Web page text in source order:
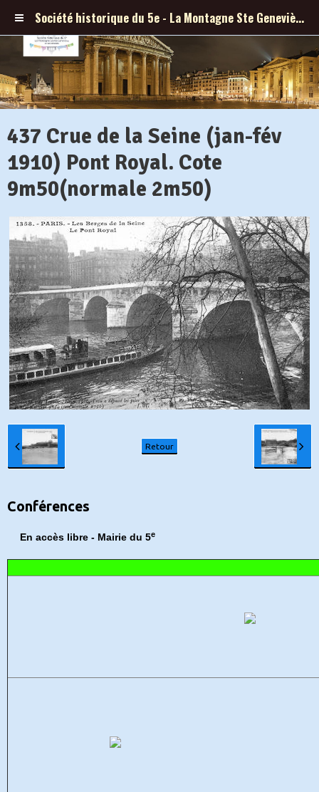
Société historique du 5e - La Montagne Ste Geneviève et ses abords
437 Crue de la Seine (jan-fév
1910) Pont Royal. Cote
9m50(normale 2m50)
Retour
Conférences
En accès libre - Mairie du 5e